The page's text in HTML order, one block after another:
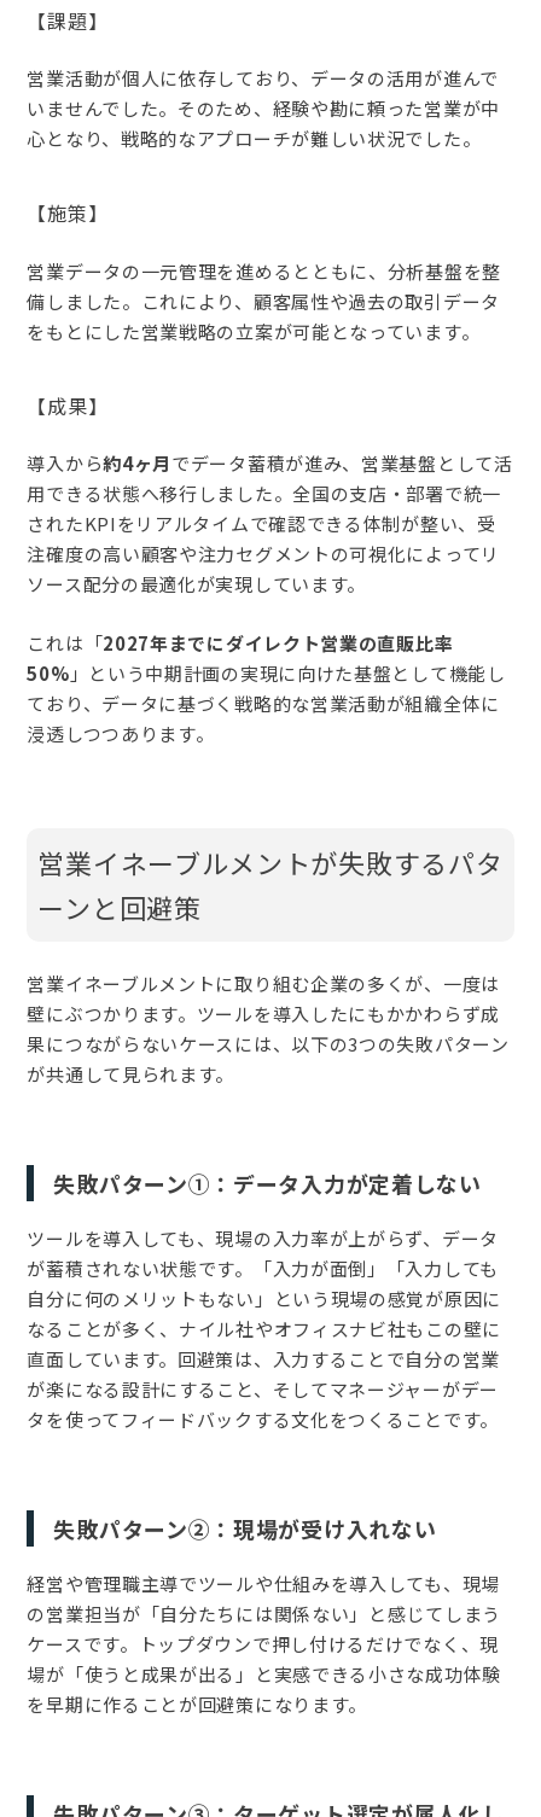
【課題】
営業活動が個人に依存しており、データの活用が進んで
いませんでした。そのため、経験や勘に頼った営業が中
心となり、戦略的なアプローチが難しい状況でした。
【施策】
営業データの一元管理を進めるとともに、分析基盤を整
備しました。これにより、顧客属性や過去の取引データ
をもとにした営業戦略の立案が可能となっています。
【成果】
導入から約4ヶ月でデータ蓄積が進み、営業基盤として活
用できる状態へ移行しました。全国の支店・部署で統一
されたKPIをリアルタイムで確認できる体制が整い、受
注確度の高い顧客や注力セグメントの可視化によってリ
ソース配分の最適化が実現しています。
これは「2027年までにダイレクト営業の直販比率
50% 」という中期計画の実現に向けた基盤として機能し
ており、データに基づく戦略的な営業活動が組織全体に
浸透しつつあります。
営業イネーブルメントが失敗するパタ
ーンと回避策
営業イネーブルメントに取り組む企業の多くが、一度は
壁にぶつかります。ツールを導入したにもかかわらず成
果につながらないケースには、以下の3つの失敗パターン
が共通して見られます。
失敗パターン①：データ入力が定着しない
ツールを導入しても、現場の入力率が上がらず、データ
が蓄積されない状態です。「入力が面倒」「入力しても
自分に何のメリットもない」という現場の感覚が原因に
なることが多く、ナイル社やオフィスナビ社もこの壁に
直面しています。回避策は、入力することで自分の営業
が楽になる設計にすること、そしてマネージャーがデー
タを使ってフィードバックする文化をつくることです。
失敗パターン②：現場が受け入れない
経営や管理職主導でツールや仕組みを導入しても、現場
の営業担当が「自分たちには関係ない」と感じてしまう
ケースです。トップダウンで押し付けるだけでなく、現
場が「使うと成果が出る」と実感できる小さな成功体験
を早期に作ることが回避策になります。